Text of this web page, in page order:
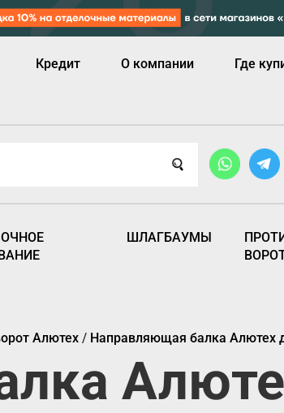
Кредит О компании Где
ШЛАГБАУМЫ
Алютех / Направляющая балка Алютех